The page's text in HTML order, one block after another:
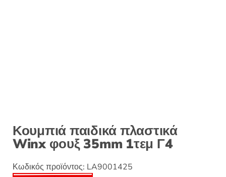
Κουμπιά παιδικά πλαστικά
Winx φουξ 35mm 1τεμ Γ4
Κωδικός προϊόντος: LA9001425